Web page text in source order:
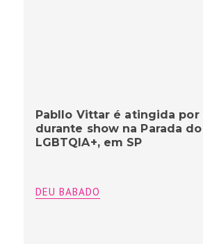
Pabllo Vittar é atingida
durante show na Parada
LGBTQIA+, em SP
DEU BABADO